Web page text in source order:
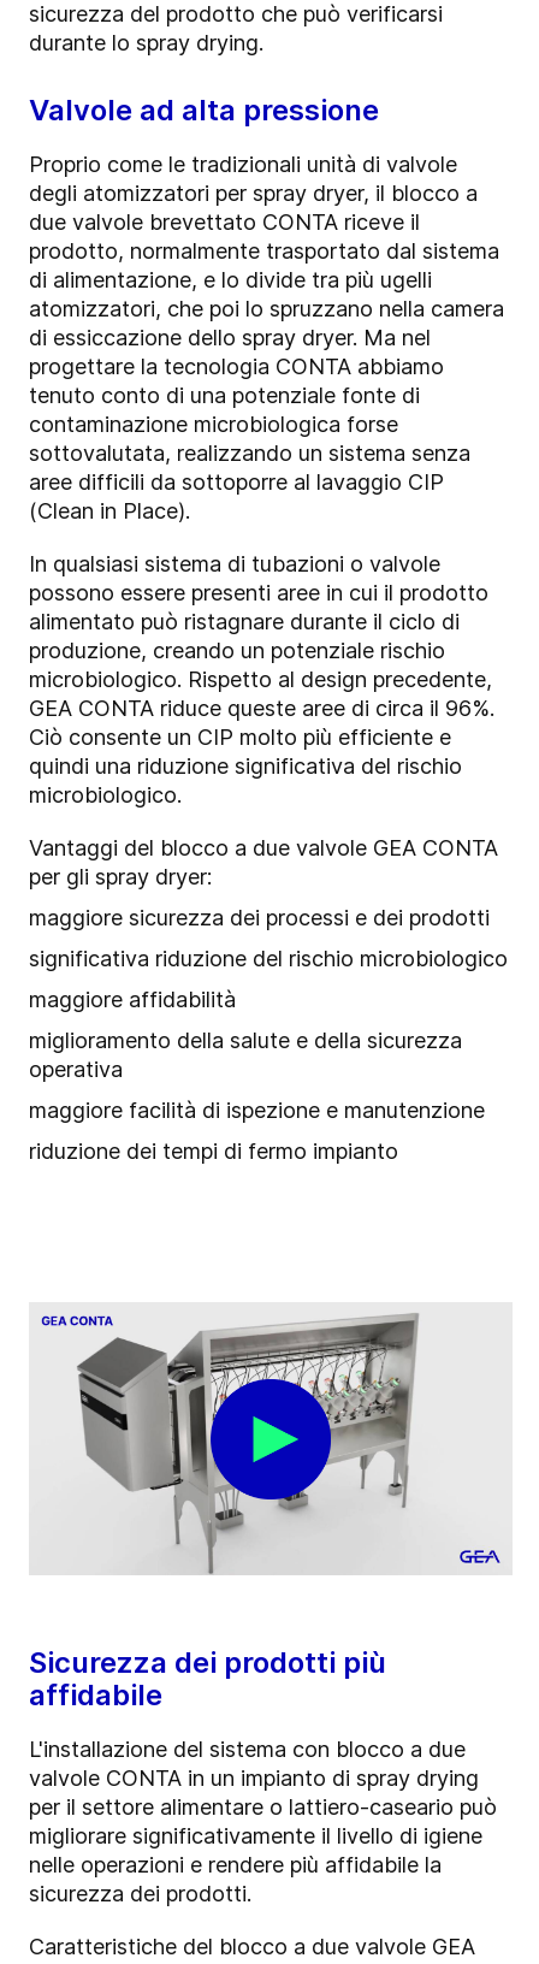
sicurezza del prodotto che può verificarsi
durante lo spray drying.
Valvole ad alta pressione
Proprio come le tradizionali unità di valvole
degli atomizzatori per spray dryer, il blocco a
due valvole brevettato CONTA riceve il
prodotto, normalmente trasportato dal sistema
di alimentazione, e lo divide tra più ugelli
atomizzatori, che poi lo spruzzano nella camera
di essiccazione dello spray dryer. Ma nel
progettare la tecnologia CONTA abbiamo
tenuto conto di una potenziale fonte di
contaminazione microbiologica forse
sottovalutata, realizzando un sistema senza
aree difficili da sottoporre al lavaggio CIP
(Clean in Place).
In qualsiasi sistema di tubazioni o valvole
possono essere presenti aree in cui il prodotto
alimentato può ristagnare durante il ciclo di
produzione, creando un potenziale rischio
microbiologico. Rispetto al design precedente,
GEA CONTA riduce queste aree di circa il 96%.
Ciò consente un CIP molto più efficiente e
quindi una riduzione significativa del rischio
microbiologico.
Vantaggi del blocco a due valvole GEA CONTA
per gli spray dryer:
maggiore sicurezza dei processi e dei prodotti
significativa riduzione del rischio microbiologico
maggiore affidabilità
miglioramento della salute e della sicurezza
operativa
maggiore facilità di ispezione e manutenzione
riduzione dei tempi di fermo impianto
Sicurezza dei prodotti più
affidabile
L'installazione del sistema con blocco a due
valvole CONTA in un impianto di spray drying
per il settore alimentare o lattiero-caseario può
migliorare significativamente il livello di igiene
nelle operazioni e rendere più affidabile la
sicurezza dei prodotti.
Caratteristiche del blocco a due valvole GEA